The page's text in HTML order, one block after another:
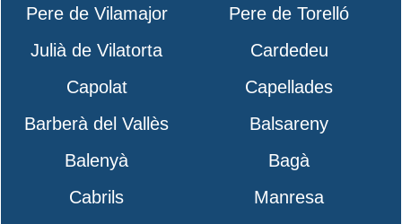
Pere de Vilamajor
Pere de Torelló
Julià de Vilatorta
Cardedeu
Capolat
Capellades
Barberà del Vallès
Balsareny
Balenyà
Bagà
Cabrils
Manresa